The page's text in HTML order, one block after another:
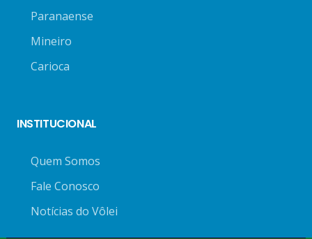
Paranaense
Mineiro
Carioca
INSTITUCIONAL
Quem Somos
Fale Conosco
Notícias do Vôlei